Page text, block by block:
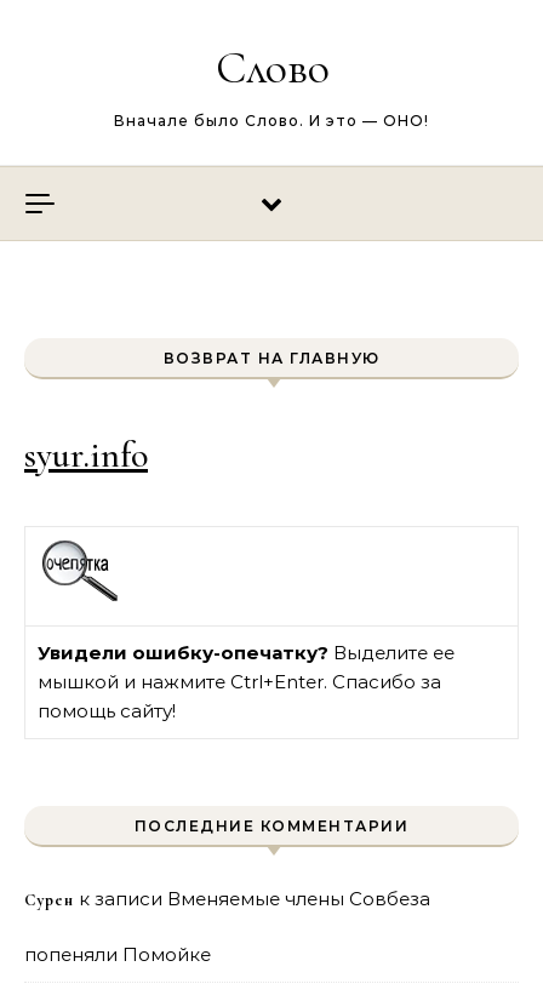
Слово
Вначале было Слово. И это — ОНО!
ВОЗВРАТ НА ГЛАВНУЮ
syur.info
Увидели ошибку-опечатку? Выделите ее
мышкой и нажмите Ctrl+Enter. Спасибо за
помощь сайту!
ПОСЛЕДНИЕ КОММЕНТАРИИ
Сурен к записи Вменяемые члены Совбеза
попеняли Помойке